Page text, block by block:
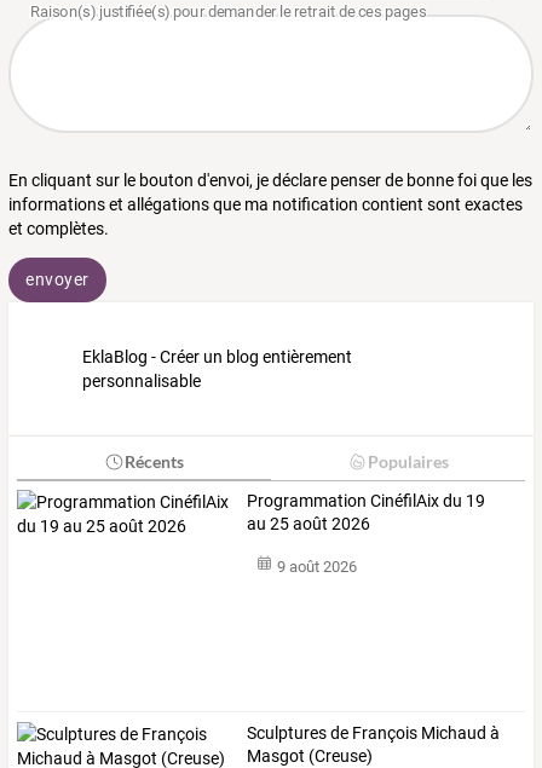
En cliquant sur le bouton d'envoi, je déclare penser de bonne foi que les
informations et allégations que ma notification contient sont exactes
et complètes.
envoyer
EklaBlog - Créer un blog entièrement
personnalisable
Récents Populaires
Programmation CinéfilAix du 19
au 25 août 2026
9 août 2026
Sculptures de François Michaud à
Masgot (Creuse)